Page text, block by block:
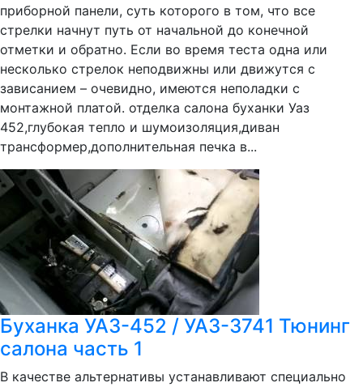
приборной панели, суть которого в том, что все
стрелки начнут путь от начальной до конечной
отметки и обратно. Если во время теста одна или
несколько стрелок неподвижны или движутся с
зависанием – очевидно, имеются неполадки с
монтажной платой. отделка салона буханки Уаз
452,глубокая тепло и шумоизоляция,диван
трансформер,дополнительная печка в...
Буханка УАЗ-452 / УАЗ-3741 Тюнинг
салона часть 1
В качестве альтернативы устанавливают специально